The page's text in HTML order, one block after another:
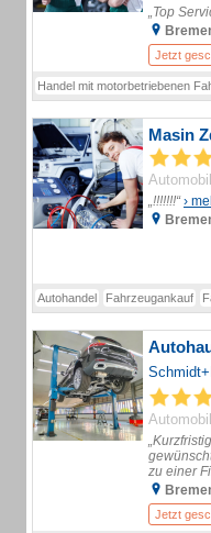
„Top
Jetzt
Handel mit motorbetriebenen
Masin
„!!!!!!!“›
Autohandel Fahrzeugankauf
zu einer
Jetzt